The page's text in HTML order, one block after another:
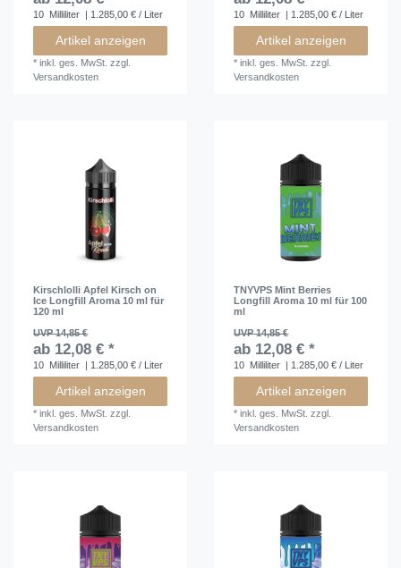
10 Milliliter | 1.285,00 € / Liter
Artikel anzeigen
*inkl. ges. MwSt. zzgl.
Versandkosten
10 Milliliter | 1.285,00 € / Liter
Artikel anzeigen
*inkl. ges. MwSt. zzgl.
Versandkosten
Kirschlolli Apfel Kirsch on
Ice Longfill Aroma 10 ml für
120 ml
UVP 14,85 €
ab 12,08 € *
10 Milliliter | 1.285,00 € / Liter
Artikel anzeigen
*inkl. ges. MwSt. zzgl.
Versandkosten
TNYVPS Mint Berries
Longfill Aroma 10 ml für 100
ml
UVP 14,85 €
ab 12,08 € *
10 Milliliter | 1.285,00 € / Liter
Artikel anzeigen
*inkl. ges. MwSt. zzgl.
Versandkosten